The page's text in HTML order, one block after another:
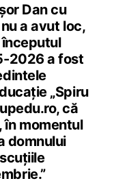
Dan cu
a avut loc,
începutul
2026 a fost
„Spiru
că
în momentul
domnului